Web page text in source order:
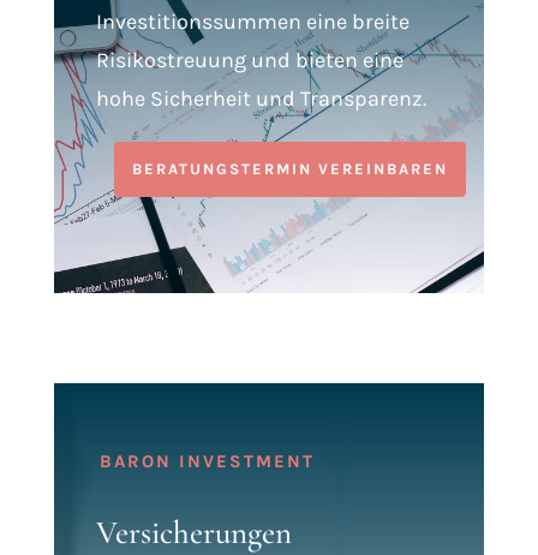
Investitionssummen eine breite
Risikostreuung und bieten eine
hohe Sicherheit und Transparenz.
BERATUNGSTERMIN VEREINBAREN
BARON INVESTMENT
Versicherungen